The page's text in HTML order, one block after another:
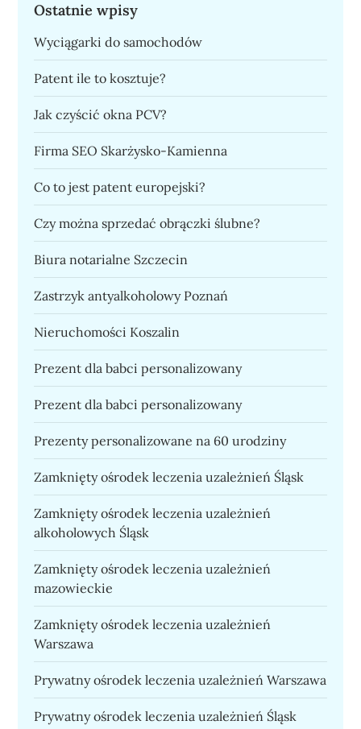
Ostatnie wpisy
Wyciągarki do samochodów
Patent ile to kosztuje?
Jak czyścić okna PCV?
Firma SEO Skarżysko-Kamienna
Co to jest patent europejski?
Czy można sprzedać obrączki ślubne?
Biura notarialne Szczecin
Zastrzyk antyalkoholowy Poznań
Nieruchomości Koszalin
Prezent dla babci personalizowany
Prezent dla babci personalizowany
Prezenty personalizowane na 60 urodziny
Zamknięty ośrodek leczenia uzależnień Śląsk
Zamknięty ośrodek leczenia uzależnień
alkoholowych Śląsk
Zamknięty ośrodek leczenia uzależnień
mazowieckie
Zamknięty ośrodek leczenia uzależnień
Warszawa
Prywatny ośrodek leczenia uzależnień Warszawa
Prywatny ośrodek leczenia uzależnień Śląsk